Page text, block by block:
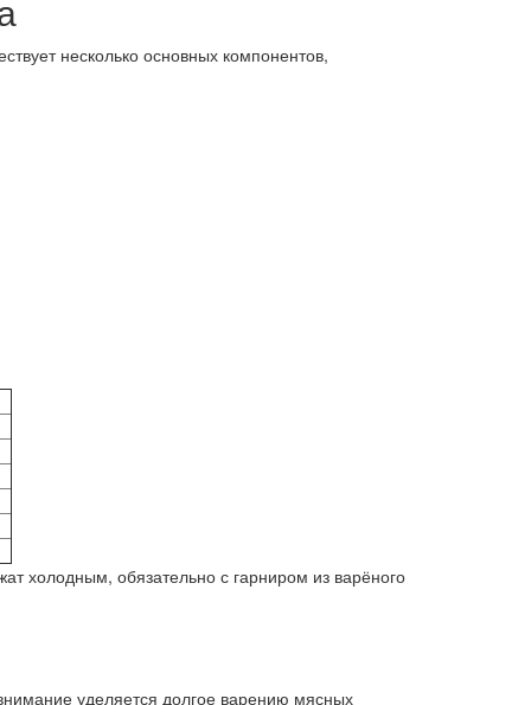
несколько основных компонентов,
холодным, обязательно с гарниром из варёного
уделяется долгое варению мясных